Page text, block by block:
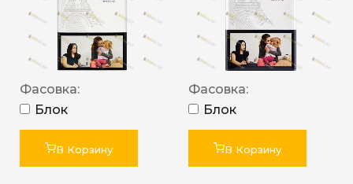
Фасовка:
Блок
В Корзину
Фасовка:
Блок
В Корзину